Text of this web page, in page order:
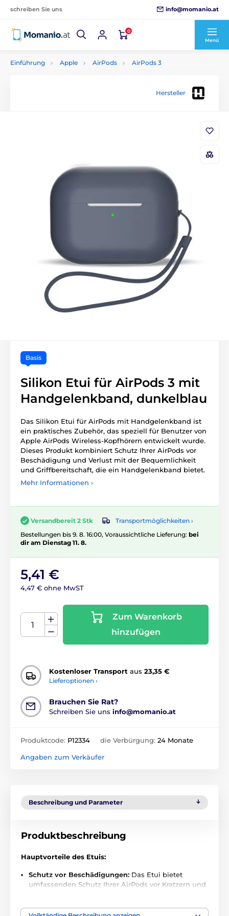
schreiben Sie uns info@momanio.at
0
Menü
Einführung Apple AirPods AirPods 3
Hersteller
Basis
Silikon Etui für AirPods 3 mit
Handgelenkband, dunkelblau
Das Silikon Etui für AirPods mit Handgelenkband ist
ein praktisches Zubehör, das speziell für Benutzer von
Apple AirPods Wireless-Kopfhörern entwickelt wurde.
Dieses Produkt kombiniert Schutz Ihrer AirPods vor
Beschädigung und Verlust mit der Bequemlichkeit
und Griffbereitschaft, die ein Handgelenkband bietet.
Mehr Informationen ›
Versandbereit 2 Stk
Transportmöglichkeiten ›
Bestellungen bis 9. 8. 16:00, Voraussichtliche Lieferung: bei
dir am Dienstag 11. 8.
5,41 €
4,47 € ohne MwST
Zum Warenkorb
hinzufügen
Kostenloser Transport aus 23,35 €
Lieferoptionen ›
Brauchen Sie Rat?
Schreiben Sie uns info@momanio.at
Produktcode: P12334 die Verbürgung: 24 Monate
Angaben zum Verkäufer
Beschreibung und Parameter
Produktbeschreibung
Hauptvorteile des Etuis:
Schutz vor Beschädigungen: Das Etui bietet
umfassenden Schutz Ihrer AirPods vor Kratzern und
Perfekte Passform:Das Etui ist aus weichem TPU